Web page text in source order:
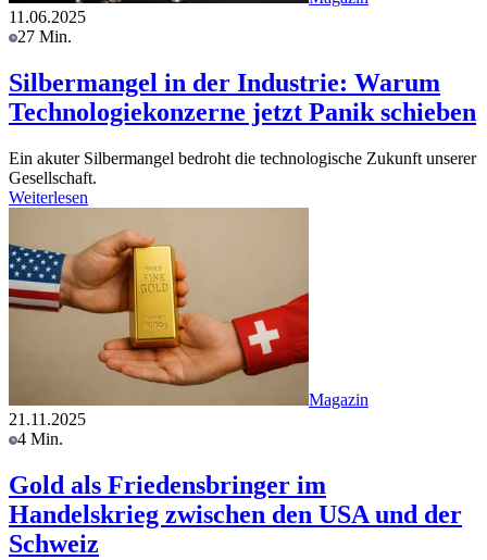
11.06.2025
27 Min.
Silbermangel in der Industrie: Warum
Technologiekonzerne jetzt Panik schieben
Ein akuter Silbermangel bedroht die technologische Zukunft unserer
Gesellschaft.
Weiterlesen
Magazin
21.11.2025
4 Min.
Gold als Friedensbringer im
Handelskrieg zwischen den USA und der
Schweiz